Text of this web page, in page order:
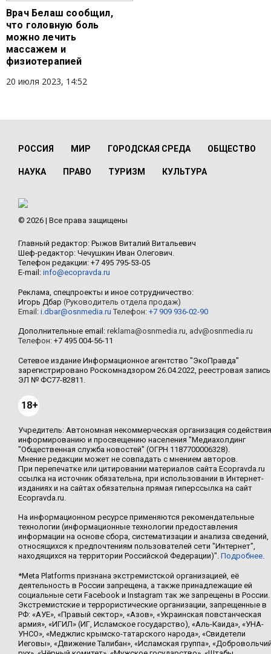
Врач Белаш сообщил,
что головную боль
можно лечить
массажем и
физиотерапией
20 июля 2023, 14:52
РОССИЯ МИР ГОРОДСКАЯ СРЕДА ОБЩЕСТВО
НАУКА ПРАВО ТУРИЗМ КУЛЬТУРА
© 2026 | Все права защищены
Главный редактор: Рыжов Виталий Витальевич
Шеф-редактор: Чечушкин Иван Олегович.
Телефон редакции: +7 495 795-53-05
E-mail: info@ecopravda.ru
Реклама, спецпроекты и иное сотрудничество:
Игорь Дбар (Руководитель отдела продаж)
Email: i.dbar@osnmedia.ru Телефон: +7 909 936-02-90
Дополнительные email: reklama@osnmedia.ru, adv@osnmedia.ru
Телефон: +7 495 004-56-11
Сетевое издание Информационное агентство "ЭкоПравда"
зарегистрировано Роскомнадзором 26.04.2022, реестровая запись
ЭЛ № ФС77-82811.
18+
Учредитель: Автономная некоммерческая организация содействия
информированию и просвещению населения "Медиахолдинг
"Общественная служба новостей" (ОГРН 1187700006328).
Мнение редакции может не совпадать с мнением авторов.
При перепечатке или цитировании материалов сайта Ecopravda.ru
ссылка на источник обязательна, при использовании в Интернет-
изданиях и на сайтах обязательна прямая гиперссылка на сайт
Ecopravda.ru.
На информационном ресурсе применяются рекомендательные
технологии (информационные технологии предоставления
информации на основе сбора, систематизации и анализа сведений,
относящихся к предпочтениям пользователей сети "Интернет",
находящихся на территории Российской Федерации)". Подробнее.
*Meta Platforms признана экстремистской организацией, её
деятельность в России запрещена, а также принадлежащие ей
социальные сети Facebook и Instagram так же запрещены в России.
Экстремистские и террористические организации, запрещенные в
РФ: «АУЕ», «Правый сектор», «Азов», «Украинская повстанческая
армия», «ИГИЛ» (ИГ, Исламское государство), «Аль-Каида», «УНА-
УНСО», «Меджлис крымско-татарского народа», «Свидетели
Иеговы», «Движение Талибан», «Исламская группа»,